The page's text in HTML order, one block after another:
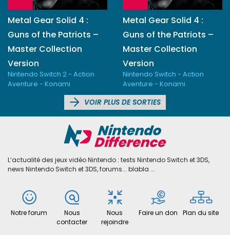
Metal Gear Solid 4 :
Guns of the Patriots –
Master Collection
Version
Nintendo Switch 2 - Action
Aventure - Konami
Metal Gear Solid 4 :
Guns of the Patriots –
Master Collection
Version
Nintendo Switch - Action
Aventure - Konami
VOIR PLUS DE SORTIES
L’actualité des jeux vidéo Nintendo : tests Nintendo Switch et 3DS,
news Nintendo Switch et 3DS, forums... blabla ...
Notre forum
Nous
contacter
Nous
rejoindre
Faire un don Plan du site